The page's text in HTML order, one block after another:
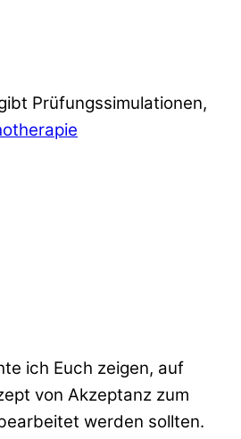
Prüfungssimulationen,
ich Euch zeigen, auf
von Akzeptanz zum
werden sollten.